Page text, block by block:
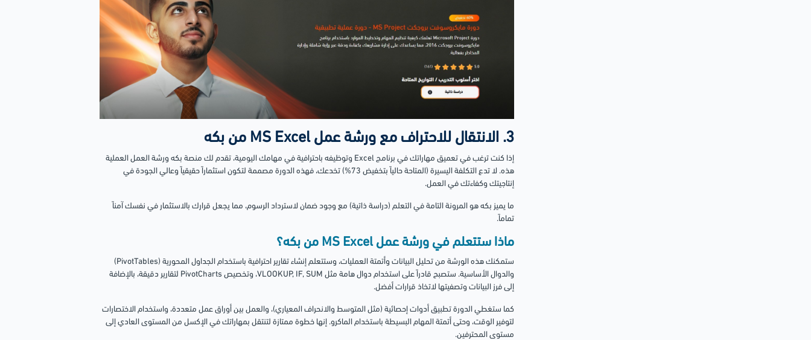
3. الانتقال للاحتراف مع ورشة عمل MS Excel من بكه
إذا كنت ترغب في تعميق مهاراتك في برنامج Excel وتوظيفه باحترافية في مهامك اليومية، تقدم لك منصة بكه ورشة العمل العملية
هذه. لا تدع التكلفة اليسيرة (المتاحة حالياً بتخفيض 73%) تخدعك، فهذه الدورة مصممة لتكون استثماراً حقيقياً وعالي الجودة في
إنتاجيتك وكفاءتك في العمل.
ما يميز بكه هو المرونة التامة في التعلم (دراسة ذاتية) مع وجود ضمان لاسترداد الرسوم، مما يجعل قرارك بالاستثمار في نفسك آمناً
تماماً.
ماذا ستتعلم في ورشة عمل MS Excel من بكه؟
ستمكنك هذه الورشة من تحليل البيانات وأتمتة العمليات، وستتعلم إنشاء تقارير احترافية باستخدام الجداول المحورية (PivotTables)
والدوال الأساسية. ستصبح قادراً على استخدام دوال هامة مثل VLOOKUP, IF, SUM، وتخصيص PivotCharts لتقارير دقيقة، بالإضافة
إلى فرز البيانات وتصفيتها لاتخاذ قرارات أفضل.
كما ستغطي الدورة تطبيق أدوات إحصائية (مثل المتوسط والانحراف المعياري)، والعمل بين أوراق عمل متعددة، واستخدام الاختصارات
لتوفير الوقت، وحتى أتمتة المهام البسيطة باستخدام الماكرو. إنها خطوة ممتازة لتنتقل بمهاراتك في الإكسل من المستوى العادي إلى
مستوى المحترفين.